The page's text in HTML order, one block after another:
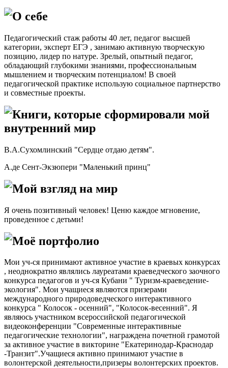
О себе
Педагогический стаж работы 40 лет, педагог высшей
категории, эксперт ЕГЭ , занимаю активную творческую
позицию, лидер по натуре. Зрелый, опытный педагог,
обладающий глубокими знаниями, профессиональным
мышлением и творческим потенциалом! В своей
педагогической практике использую социальное партнерство
и совместные проекты.
Книги, которые сформировали мой
внутренний мир
В.А.Сухомлинский "Сердце отдаю детям".
А.де Сент-Экзюпери "Маленький принц"
Мой взгляд на мир
Я очень позитивный человек! Ценю каждое мгновение,
проведенное с детьми!
Моё портфолио
Мои уч-ся принимают активное участие в краевых конкурсах
, неоднократно являлись лауреатами краеведческого заочного
конкурса педагогов и уч-ся Кубани " Туризм-краеведение-
экология". Мои учащиеся являются призерами
международного природоведческого интерактивного
конкурса " Колосок - осенний", "Колосок-весенний". Я
являюсь участником всероссийской педагогической
видеоконференции "Современные интерактивные
педагогические технологии", награждена почетной грамотой
за активное участие в викторине "Екатеринодар-Краснодар
-Транзит".Учащиеся активно принимают участие в
волонтерской деятельности,призеры волонтерских проектов.